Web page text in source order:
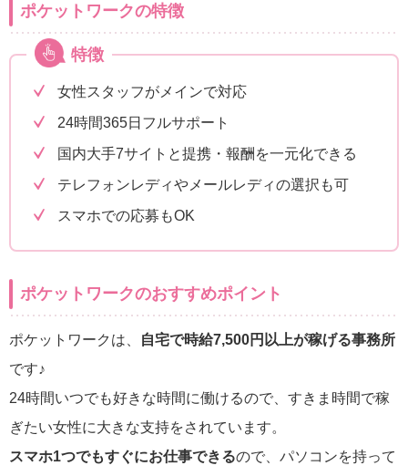
ポケットワークの特徴
特徴
女性スタッフがメインで対応
24時間365日フルサポート
国内大手7サイトと提携・報酬を一元化できる
テレフォンレディやメールレディの選択も可
スマホでの応募もOK
ポケットワークのおすすめポイント
ポケットワークは、
自宅で時給7,500円以上が稼げる事務所
です♪
24時間いつでも好きな時間に働けるので、すきま時間で稼
ぎたい女性に大きな支持をされています。
スマホ1つでもすぐにお仕事できるので、パソコンを持って